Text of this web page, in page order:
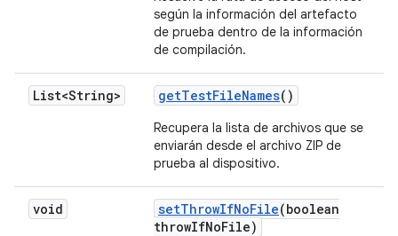
según la información del artefacto
de prueba dentro de la información
de compilación.
List<String> getTestFileNames()
Recupera la lista de archivos que se
enviarán desde el archivo ZIP de
prueba al dispositivo.
void setThrowIfNoFile(boolean
throwIfNoFile)